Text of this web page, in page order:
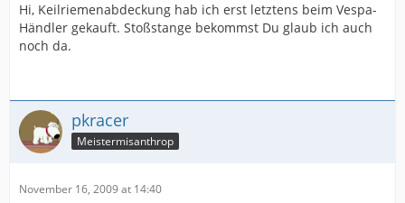
Hi, Keilriemenabdeckung hab ich erst letztens beim Vespa-
Händler gekauft. Stoßstange bekommst Du glaub ich auch
noch da.
pkracer
Meistermisanthrop
November 16, 2009 at 14:40